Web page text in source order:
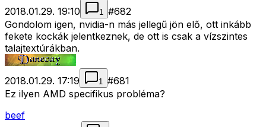
2018.01.29. 19:10
1 #682
Gondolom igen, nvidia-n más jellegű jön elő, ott inkább
fekete kockák jelentkeznek, de ott is csak a vízszintes
talajtextúrákban.
2018.01.29. 17:19 1 #681
Ez ilyen AMD specifikus probléma?
beef